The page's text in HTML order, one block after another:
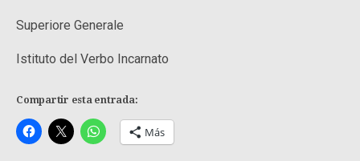
Superiore Generale
Istituto del Verbo Incarnato
Compartir esta entrada:
Más